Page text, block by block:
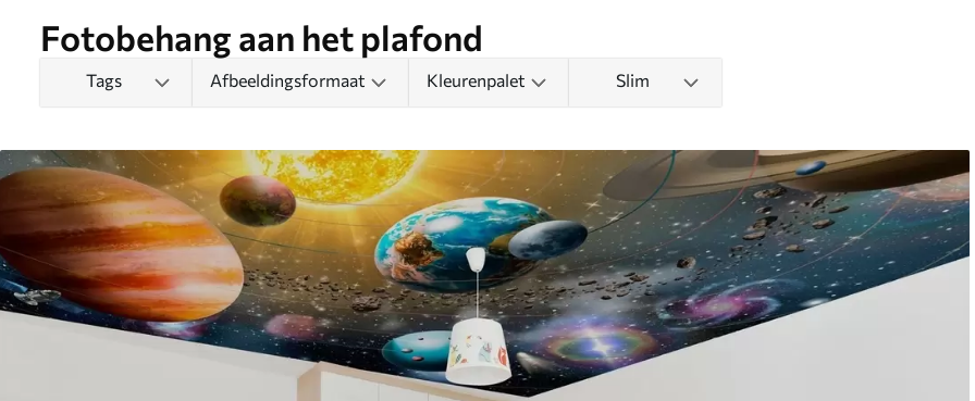
Fotobehang aan het plafond
Tags Afbeeldingsformaat Kleurenpalet Slim